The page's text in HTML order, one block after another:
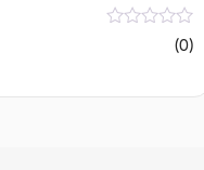
אין
ביקורות
(0)